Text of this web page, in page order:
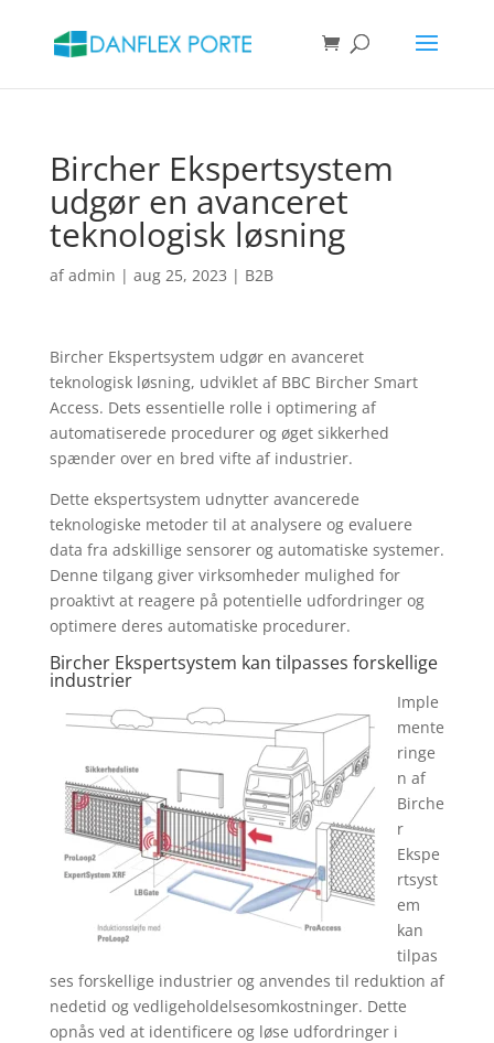
Bircher Ekspertsystem
udgør en avanceret
teknologisk løsning
afadmin | aug 25, 2023 | B2B
Bircher Ekspertsystem udgør en avanceret
teknologisk løsning, udviklet af BBC Bircher Smart
Access. Dets essentielle rolle i optimering af
automatiserede procedurer og øget sikkerhed
spænder over en bred vifte af industrier.
Dette ekspertsystem udnytter avancerede
teknologiske metoder til at analysere og evaluere
data fra adskillige sensorer og automatiske systemer.
Denne tilgang giver virksomheder mulighed for
proaktivt at reagere på potentielle udfordringer og
optimere deres automatiske procedurer.
Bircher Ekspertsystem kan tilpasses forskellige
industrier
Imple
mente
ringe
n af
Birche
r
Ekspe
rtsyst
em
kan
tilpas
ses forskellige industrier og anvendes til reduktion af
nedetid og vedligeholdelsesomkostninger. Dette
opnås ved at identificere og løse udfordringer i